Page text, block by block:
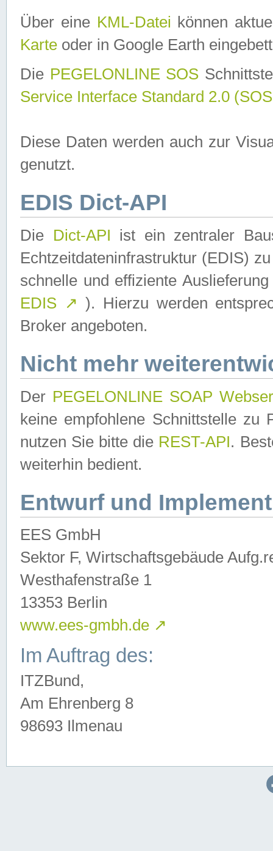
Über eine KML-Datei können
Karte oder in Google Earth
Die PEGELONLINE SOS
Service Interface Standard 2.0
Diese Daten werden auch zur
genutzt.
EDIS Dict-API
Die Dict-API ist ein zentraler
Echtzeitdateninfrastruktur (EDIS)
schnelle und effiziente
EDIS ↗ ). Hierzu werden
Broker angeboten.
Nicht mehr
Der PEGELONLINE SOAP
keine empfohlene Schnittstelle zu
nutzen Sie bitte die REST-API.
weiterhin bedient.
Entwurf und
EES GmbH
Sektor F, Wirtschaftsgebäude
Westhafenstraße 1
13353 Berlin
www.ees-gmbh.de ↗
Im Auftrag des:
ITZBund,
Am Ehrenberg 8
98693 Ilmenau